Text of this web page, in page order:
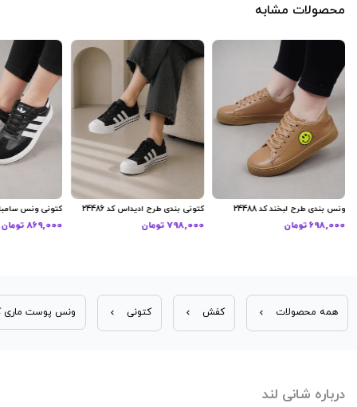
محصولات مشابه
ونس بندی طرح لبخند کد 24488
698,000 تومان
کتونی بندی طرح ادیداس کد 24486
798,000 تومان
کتونی ونس سامبا کد
869,000 تومان
همه محصولات کفش کتونی ونس پوست ماری کد
درباره شانی لند